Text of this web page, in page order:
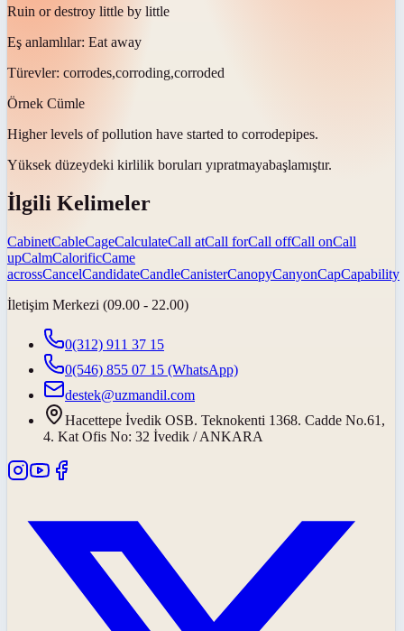
Ruin or destroy little by little
Eş anlamlılar: Eat away
Türevler: corrodes,corroding,corroded
Örnek Cümle
Higher levels of pollution have started to corrodepipes.
Yüksek düzeydeki kirlilik boruları yıpratmayabaşlamıştır.
İlgili Kelimeler
CabinetCableCageCalculateCall atCall forCall offCall onCall
upCalmCalorificCame
acrossCancelCandidateCandleCanisterCanopyCanyonCapCapability
İletişim Merkezi (09.00 - 22.00)
0(312) 911 37 15
0(546) 855 07 15 (WhatsApp)
destek@uzmandil.com
Hacettepe İvedik OSB. Teknokenti 1368. Cadde No.61,
4. Kat Ofis No: 32 İvedik / ANKARA